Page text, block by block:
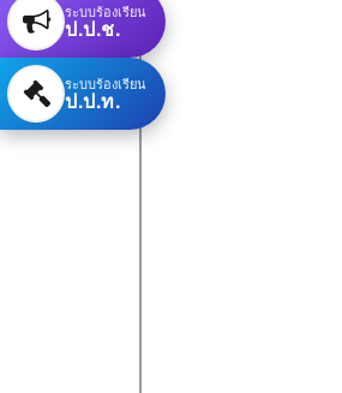
ระบบร้องเรียน
ป.ป.ช.
ระบบร้องเรียน
ป.ป.ท.